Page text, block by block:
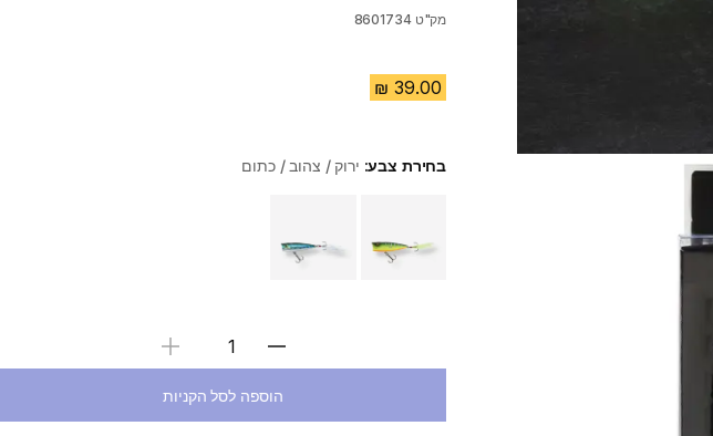
מק"ט 8601734
בחירת צבע: ירוק / צהוב / כתום
בחירת כמות
הוספה לסל הקניות